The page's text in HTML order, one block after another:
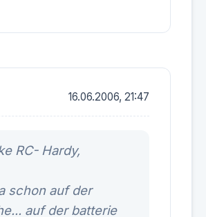
16.06.2006, 21:47
RC- Hardy,
schon auf der
auf der batterie